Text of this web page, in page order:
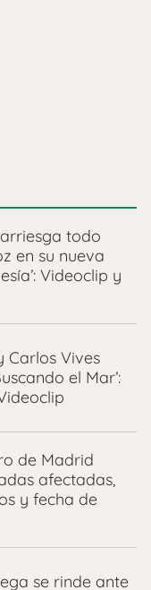
todo
en su nueva
Videoclip y
Carlos Vives
el Mar’:
de Madrid
afectadas,
y fecha de
se rinde ante